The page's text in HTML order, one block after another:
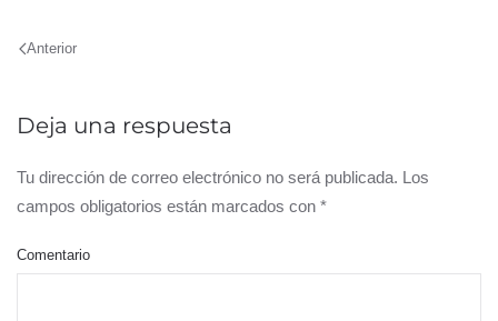
Anterior
Deja una respuesta
Tu dirección de correo electrónico no será publicada. Los
campos obligatorios están marcados con *
Comentario